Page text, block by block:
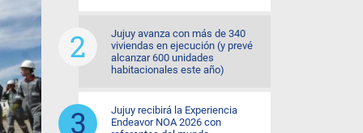
Jujuy avanza con más de 340
viviendas en ejecución (y prevé
alcanzar 600 unidades
habitacionales este año)
Jujuy recibirá la Experiencia
Endeavor NOA 2026 con